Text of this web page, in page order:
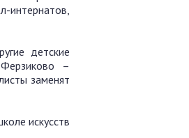
интернатов,
детские
Ферзиково –
заменят
искусств